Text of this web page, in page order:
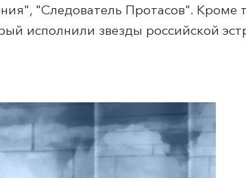
"Следователь Протасов". Кроме
исполнили звезды российской